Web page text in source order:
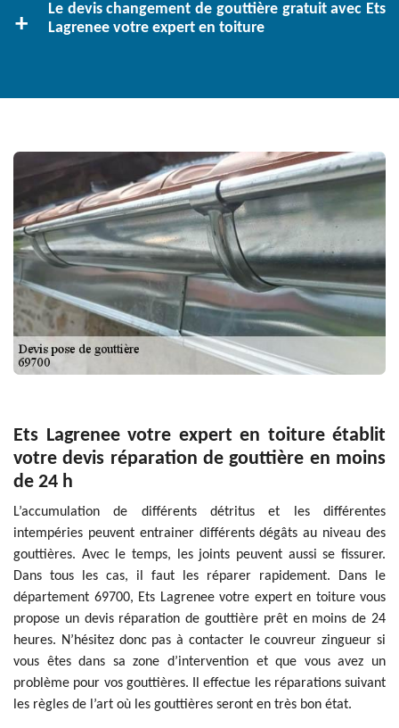
Le devis changement de gouttière gratuit avec Ets
Lagrenee votre expert en toiture
Ets Lagrenee votre expert en toiture établit
votre devis réparation de gouttière en moins
de 24 h
L’accumulation de différents détritus et les différentes
intempéries peuvent entrainer différents dégâts au niveau des
gouttières. Avec le temps, les joints peuvent aussi se fissurer.
Dans tous les cas, il faut les réparer rapidement. Dans le
département 69700, Ets Lagrenee votre expert en toiture vous
propose un devis réparation de gouttière prêt en moins de 24
heures. N’hésitez donc pas à contacter le couvreur zingueur si
vous êtes dans sa zone d’intervention et que vous avez un
problème pour vos gouttières. Il effectue les réparations suivant
les règles de l’art où les gouttières seront en très bon état.